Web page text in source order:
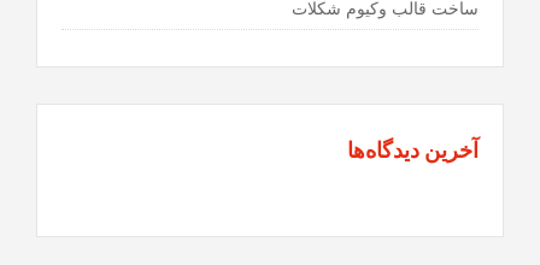
ساخت قالب وکیوم شکلات
آخرین دیدگاه‌ها